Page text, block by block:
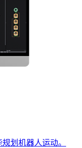
划机器人运动。